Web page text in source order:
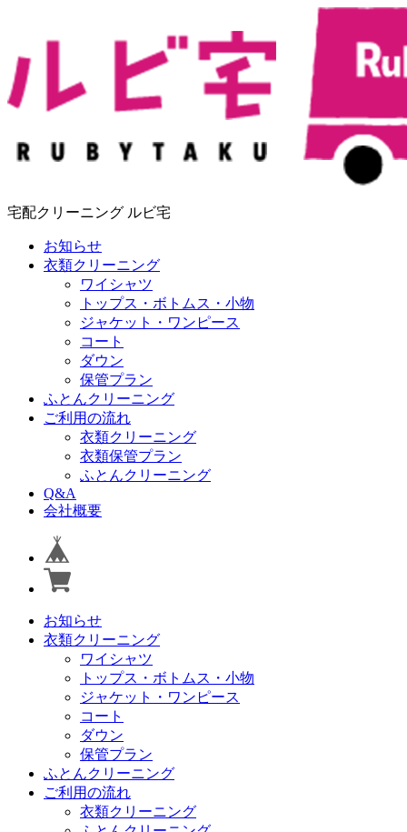
宅配クリーニング ルビ宅
お知らせ
衣類クリーニング
ワイシャツ
トップス・ボトムス・小物
ジャケット・ワンピース
コート
ダウン
保管プラン
ふとんクリーニング
ご利用の流れ
衣類クリーニング
衣類保管プラン
ふとんクリーニング
Q&A
会社概要
お知らせ
衣類クリーニング
ワイシャツ
トップス・ボトムス・小物
ジャケット・ワンピース
コート
ダウン
保管プラン
ふとんクリーニング
ご利用の流れ
衣類クリーニング